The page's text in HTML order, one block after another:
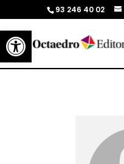
Abrir barra de herramientas
93 246 40 02